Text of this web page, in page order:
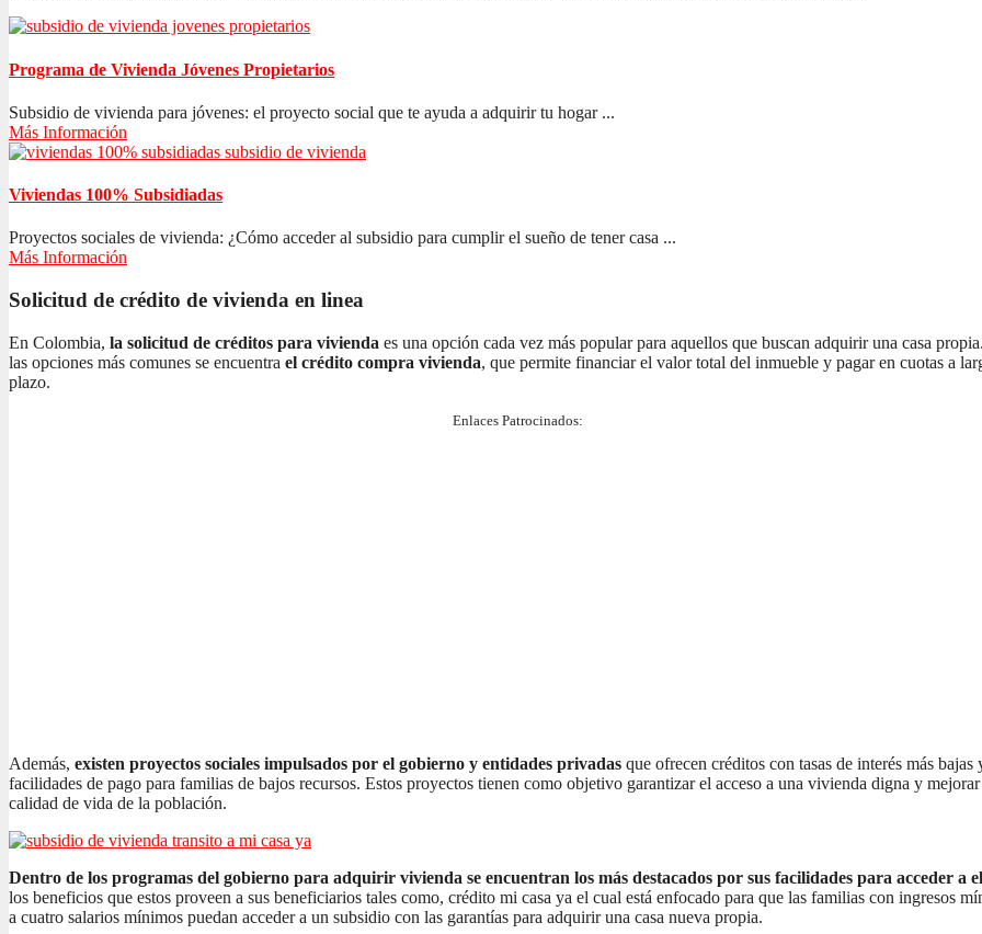
Programa de Vivienda Jóvenes Propietarios
Subsidio de vivienda para jóvenes: el proyecto social que te ayuda a adquirir tu hogar ...
Más Información
Viviendas 100% Subsidiadas
Proyectos sociales de vivienda: ¿Cómo acceder al subsidio para cumplir el sueño de tener casa ...
Más Información
Solicitud de crédito de vivienda en linea
En Colombia, la solicitud de créditos para vivienda es una opción cada vez más popular para aquellos que buscan adquirir una casa
las opciones más comunes se encuentra el crédito compra vivienda, que permite financiar el valor total del inmueble y pagar en cuotas a
plazo.
Enlaces Patrocinados:
Además, existen proyectos sociales impulsados por el gobierno y entidades privadas que ofrecen créditos con tasas de interés más bajas
facilidades de pago para familias de bajos recursos. Estos proyectos tienen como objetivo garantizar el acceso a una vivienda digna y
calidad de vida de la población.
Dentro de los programas del gobierno para adquirir vivienda se encuentran los más destacados por sus facilidades para acceder a
los beneficios que estos proveen a sus beneficiarios tales como, crédito mi casa ya el cual está enfocado para que las familias con ingresos
a cuatro salarios mínimos puedan acceder a un subsidio con las garantías para adquirir una casa nueva propia.